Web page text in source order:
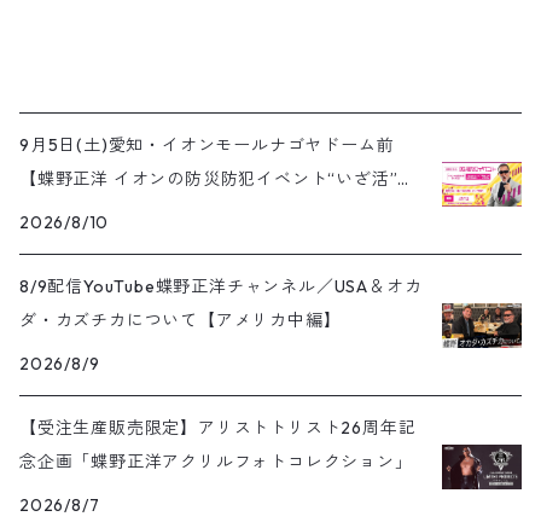
9月5日(土)愛知・イオンモールナゴヤドーム前
【蝶野正洋 イオンの防災防犯イベント“いざ活”】
開催
2026/8/10
8/9配信YouTube蝶野正洋チャンネル／USA＆オカ
ダ・カズチカについて【アメリカ中編】
2026/8/9
【受注生産販売限定】アリストトリスト26周年記
念企画「蝶野正洋アクリルフォトコレクション」
2026/8/7